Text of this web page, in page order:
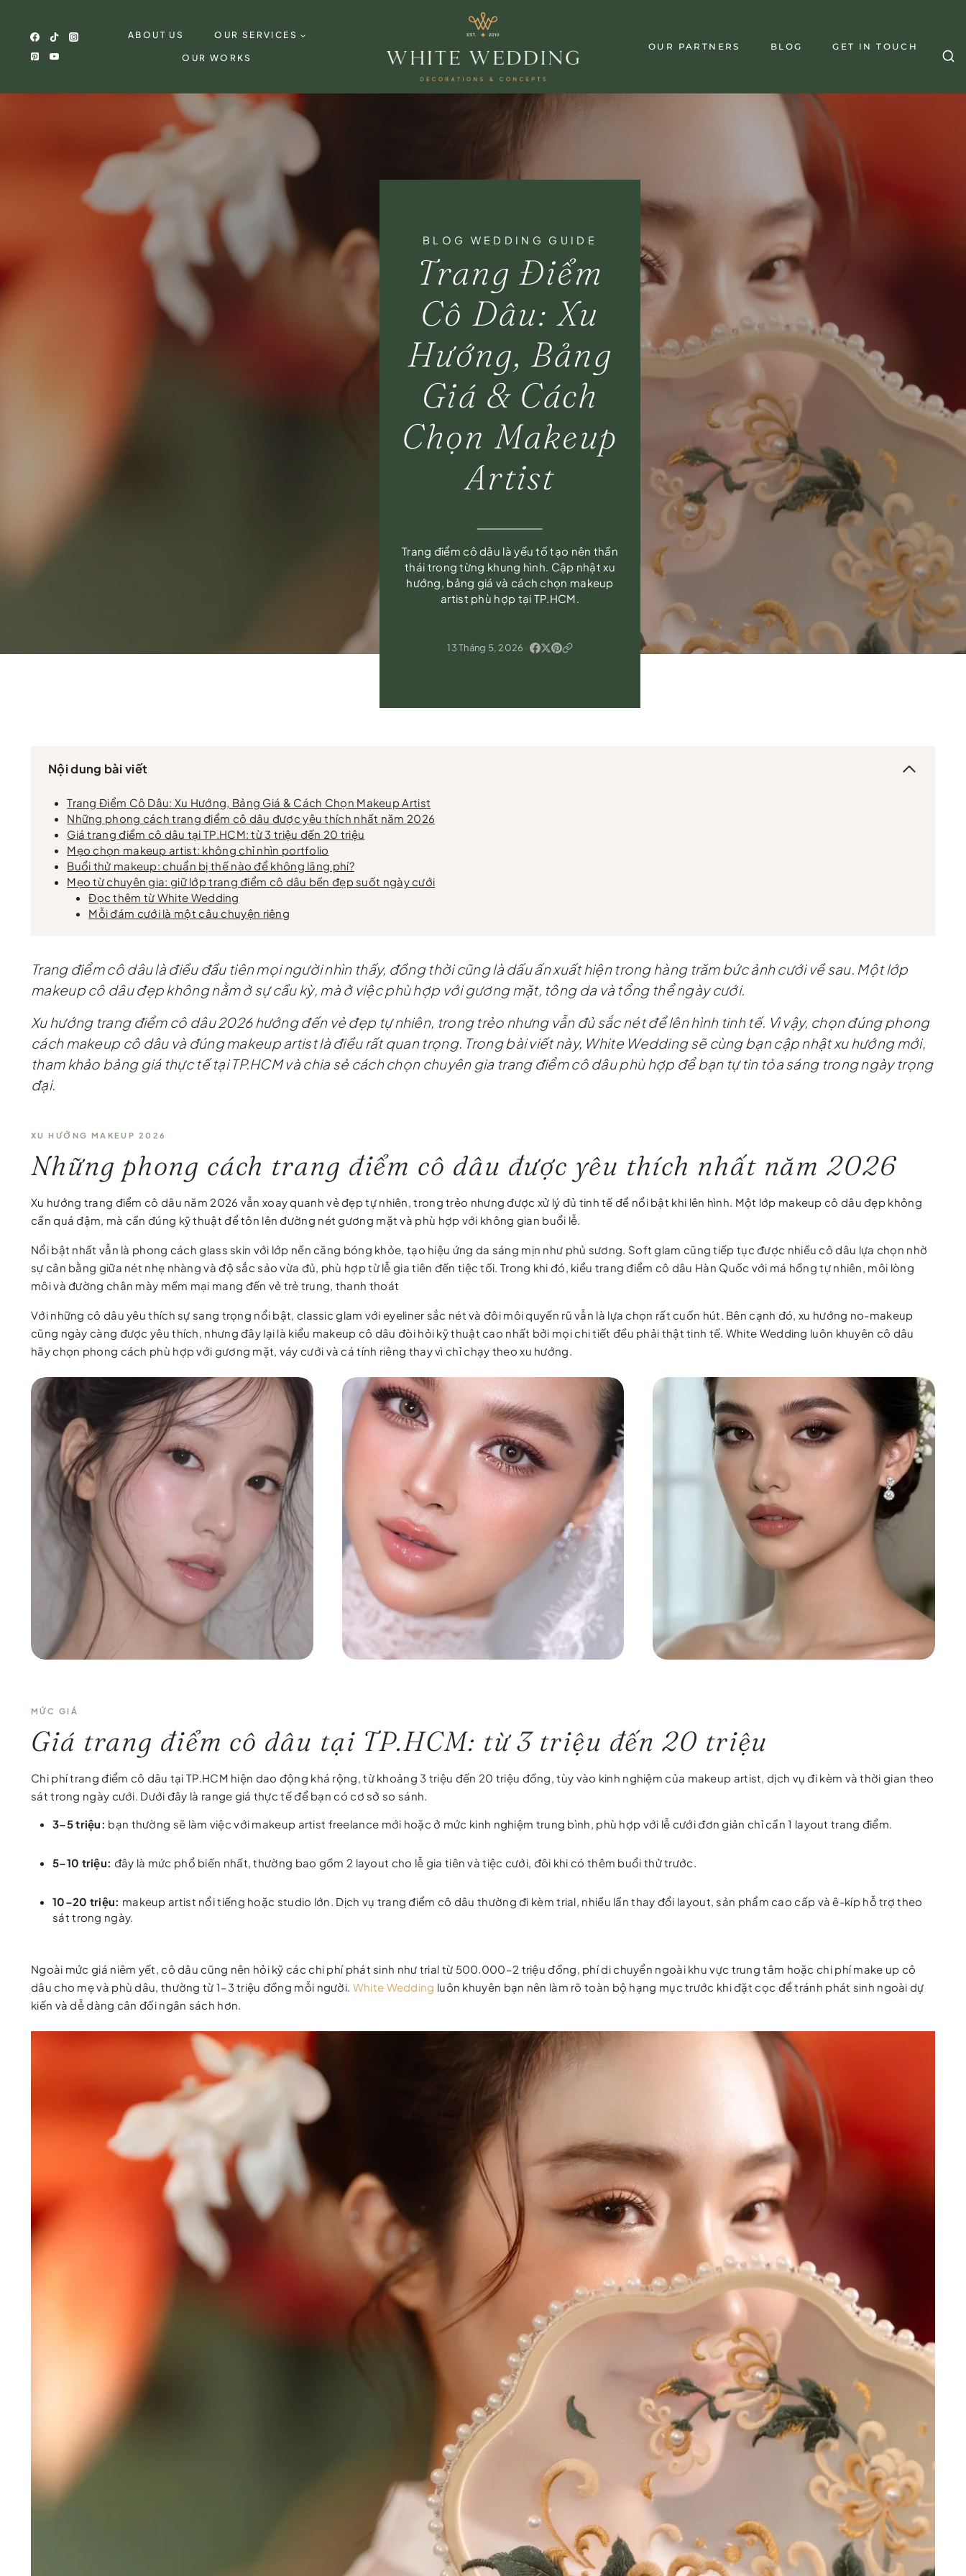
content
ABOUT US OUR SERVICES
OUR WORKS
OUR PARTNERS BLOG GET IN TOUCH
BLOG WEDDING GUIDE
Trang Điểm
Cô Dâu: Xu
Hướng, Bảng
Giá & Cách
Chọn Makeup
Artist
Trang điểm cô dâu là yếu tố tạo nên thần
thái trong từng khung hình. Cập nhật xu
hướng, bảng giá và cách chọn makeup
artist phù hợp tại TP.HCM.
13 Tháng 5, 2026 ·
Nội dung bài viết
Trang Điểm Cô Dâu: Xu Hướng, Bảng Giá & Cách Chọn Makeup Artist
Những phong cách trang điểm cô dâu được yêu thích nhất năm 2026
Giá trang điểm cô dâu tại TP.HCM: từ 3 triệu đến 20 triệu
Mẹo chọn makeup artist: không chỉ nhìn portfolio
Buổi thử makeup: chuẩn bị thế nào để không lãng phí?
Mẹo từ chuyên gia: giữ lớp trang điểm cô dâu bền đẹp suốt ngày cưới
Đọc thêm từ White Wedding
Mỗi đám cưới là một câu chuyện riêng
Trang điểm cô dâu là điều đầu tiên mọi người nhìn thấy, đồng thời cũng là dấu ấn xuất hiện trong hàng trăm bức ảnh cưới về sau. Một lớp
makeup cô dâu đẹp không nằm ở sự cầu kỳ, mà ở việc phù hợp với gương mặt, tông da và tổng thể ngày cưới.
Xu hướng trang điểm cô dâu 2026 hướng đến vẻ đẹp tự nhiên, trong trẻo nhưng vẫn đủ sắc nét để lên hình tinh tế. Vì vậy, chọn đúng phong
cách makeup cô dâu và đúng makeup artist là điều rất quan trọng. Trong bài viết này, White Wedding sẽ cùng bạn cập nhật xu hướng mới,
tham khảo bảng giá thực tế tại TP.HCM và chia sẻ cách chọn chuyên gia trang điểm cô dâu phù hợp để bạn tự tin tỏa sáng trong ngày trọng
đại.
XU HƯỚNG MAKEUP 2026
Những phong cách trang điểm cô dâu được yêu thích nhất năm 2026
Xu hướng trang điểm cô dâu năm 2026 vẫn xoay quanh vẻ đẹp tự nhiên, trong trẻo nhưng được xử lý đủ tinh tế để nổi bật khi lên hình. Một lớp makeup cô dâu đẹp không
cần quá đậm, mà cần đúng kỹ thuật để tôn lên đường nét gương mặt và phù hợp với không gian buổi lễ.
Nổi bật nhất vẫn là phong cách glass skin với lớp nền căng bóng khỏe, tạo hiệu ứng da sáng mịn như phủ sương. Soft glam cũng tiếp tục được nhiều cô dâu lựa chọn nhờ
sự cân bằng giữa nét nhẹ nhàng và độ sắc sảo vừa đủ, phù hợp từ lễ gia tiên đến tiệc tối. Trong khi đó, kiểu trang điểm cô dâu Hàn Quốc với má hồng tự nhiên, môi lòng
môi và đường chân mày mềm mại mang đến vẻ trẻ trung, thanh thoát
Với những cô dâu yêu thích sự sang trọng nổi bật, classic glam với eyeliner sắc nét và đôi môi quyến rũ vẫn là lựa chọn rất cuốn hút. Bên cạnh đó, xu hướng no-makeup
cũng ngày càng được yêu thích, nhưng đây lại là kiểu makeup cô dâu đòi hỏi kỹ thuật cao nhất bởi mọi chi tiết đều phải thật tinh tế. White Wedding luôn khuyên cô dâu
hãy chọn phong cách phù hợp với gương mặt, váy cưới và cá tính riêng thay vì chỉ chạy theo xu hướng.
MỨC GIÁ
Giá trang điểm cô dâu tại TP.HCM: từ 3 triệu đến 20 triệu
Chi phí trang điểm cô dâu tại TP.HCM hiện dao động khá rộng, từ khoảng 3 triệu đến 20 triệu đồng, tùy vào kinh nghiệm của makeup artist, dịch vụ đi kèm và thời gian theo
sát trong ngày cưới. Dưới đây là range giá thực tế để bạn có cơ sở so sánh.
3–5 triệu: bạn thường sẽ làm việc với makeup artist freelance mới hoặc ở mức kinh nghiệm trung bình, phù hợp với lễ cưới đơn giản chỉ cần 1 layout trang điểm.
5–10 triệu: đây là mức phổ biến nhất, thường bao gồm 2 layout cho lễ gia tiên và tiệc cưới, đôi khi có thêm buổi thử trước.
10–20 triệu: makeup artist nổi tiếng hoặc studio lớn. Dịch vụ trang điểm cô dâu thường đi kèm trial, nhiều lần thay đổi layout, sản phẩm cao cấp và ê-kíp hỗ trợ theo
sát trong ngày.
Ngoài mức giá niêm yết, cô dâu cũng nên hỏi kỹ các chi phí phát sinh như trial từ 500.000–2 triệu đồng, phí di chuyển ngoài khu vực trung tâm hoặc chi phí make up cô
dâu cho mẹ và phù dâu, thường từ 1–3 triệu đồng mỗi người. White Wedding luôn khuyên bạn nên làm rõ toàn bộ hạng mục trước khi đặt cọc để tránh phát sinh ngoài dự
kiến và dễ dàng cân đối ngân sách hơn.